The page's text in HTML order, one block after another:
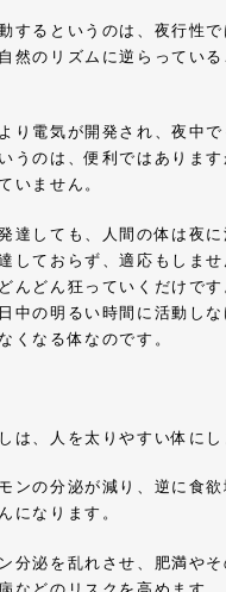
するというのは、夜行性で
然のリズムに逆らっている
り電気が開発され、夜中
うのは、便利ではあります
いません。
達しても、人間の体は夜
しておらず、適応もしませ
んどん狂っていくだけで
中の明るい時間に活動しな
くなる体なのです。
は、人を太りやすい体にし
ンの分泌が減り、逆に食欲
になります。
分泌を乱れさせ、肥満や